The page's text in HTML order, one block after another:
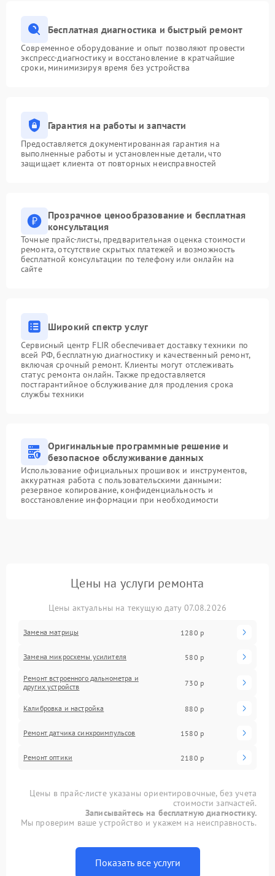
Бесплатная диагностика и быстрый ремонт
Современное оборудование и опыт позволяют провести
экспресс-диагностику и восстановление в кратчайшие
сроки, минимизируя время без устройства
Гарантия на работы и запчасти
Предоставляется документированная гарантия на
выполненные работы и установленные детали, что
защищает клиента от повторных неисправностей
Прозрачное ценообразование и бесплатная
консультация
Точные прайс-листы, предварительная оценка стоимости
ремонта, отсутствие скрытых платежей и возможность
бесплатной консультации по телефону или онлайн на
сайте
Широкий спектр услуг
Сервисный центр FLIR обеспечивает доставку техники по
всей РФ, бесплатную диагностику и качественный ремонт,
включая срочный ремонт. Клиенты могут отслеживать
статус ремонта онлайн. Также предоставляется
постгарантийное обслуживание для продления срока
службы техники
Оригинальные программные решение и
безопасное обслуживание данных
Использование официальных прошивок и инструментов,
аккуратная работа с пользовательскими данными:
резервное копирование, конфиденциальность и
восстановление информации при необходимости
Цены на услуги ремонта
Цены актуальны на текущую дату 07.08.2026
Замена матрицы 1280 р
Замена микросхемы усилителя 580 р
Ремонт встроенного дальнометра и
других устройств
730 р
Калибровка и настройка 880 р
Ремонт датчика синхроимпульсов 1580 р
Ремонт оптики 2180 р
Цены в прайс-листе указаны ориентировочные, без учета
стоимости запчастей.
Записывайтесь на бесплатную диагностику.
Мы проверим ваше устройство и укажем на неисправность.
Показать все услуги